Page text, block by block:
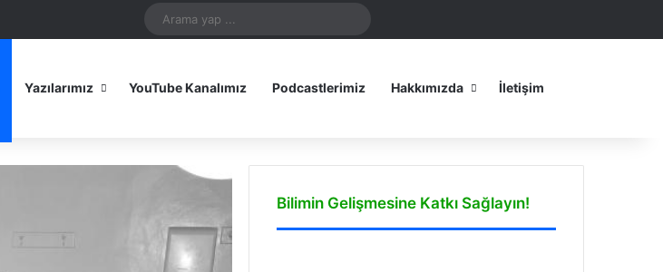
MastodoniOS Uygulamamız
Android Uygulamamız
...
Yazılarımız YouTube Kanalımız Podcastlerimiz Hakkımızda İletişim
Bilimin Gelişmesine Katkı Sağlayın!